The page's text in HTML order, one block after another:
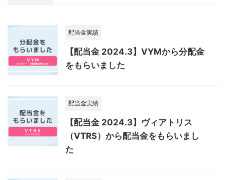
配当金実績
【配当金 2024.3】VYMから分配金
をもらいました
配当金実績
【配当金 2024.3】ヴィアトリス
（VTRS）から配当金をもらいまし
た